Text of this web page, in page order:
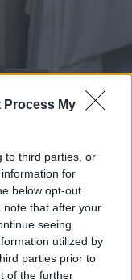
Process My
to third parties, or
for
below opt-out
note that after your
seeing
utilized by
parties prior to
of the further